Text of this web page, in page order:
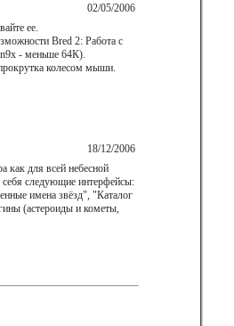
02/05/2006
ее.
Bred 2: Работа с
- меньше 64К).
колесом мыши.
18/12/2006
как для всей небесной
себя следующие интерфейсы:
имена звёзд", "Каталог
(астероиды и кометы,